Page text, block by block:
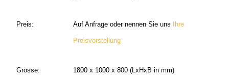
Preis: Auf Anfrage oder nennen Sie uns Ihre
Preisvorstellung
Grösse: 1800 x 1000 x 800 (LxHxB in mm)